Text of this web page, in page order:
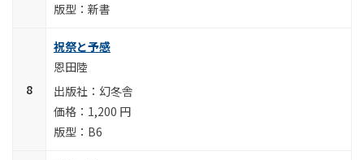
新書
祝祭と予感
恩田陸
幻冬舎
1,200 円
B6